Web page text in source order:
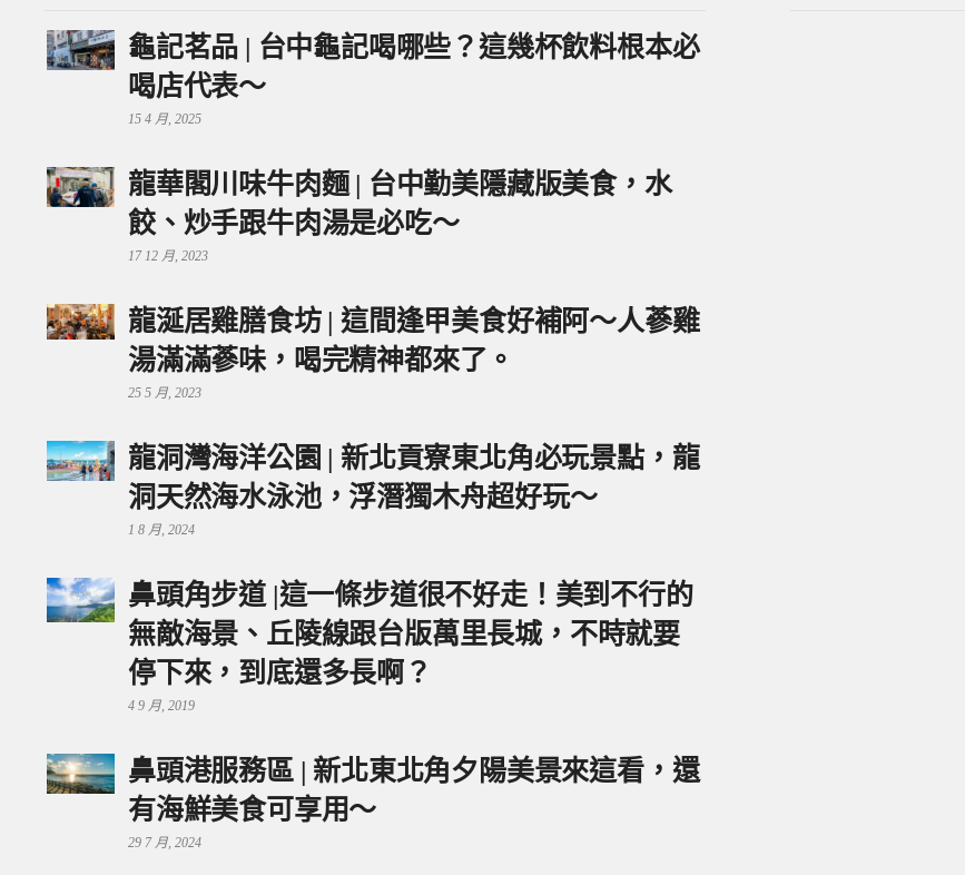
龜記茗品 | 台中龜記喝哪些？這幾杯飲料根本必
喝店代表～
15 4 月, 2025
龍華閣川味牛肉麵 | 台中勤美隱藏版美食，水
餃、炒手跟牛肉湯是必吃～
17 12 月, 2023
龍涎居雞膳食坊 | 這間逢甲美食好補阿～人蔘雞
湯滿滿蔘味，喝完精神都來了。
25 5 月, 2023
龍洞灣海洋公園 | 新北貢寮東北角必玩景點，龍
洞天然海水泳池，浮潛獨木舟超好玩～
1 8 月, 2024
鼻頭角步道 |這一條步道很不好走！美到不行的
無敵海景、丘陵線跟台版萬里長城，不時就要
停下來，到底還多長啊？
4 9 月, 2019
鼻頭港服務區 | 新北東北角夕陽美景來這看，還
有海鮮美食可享用～
29 7 月, 2024